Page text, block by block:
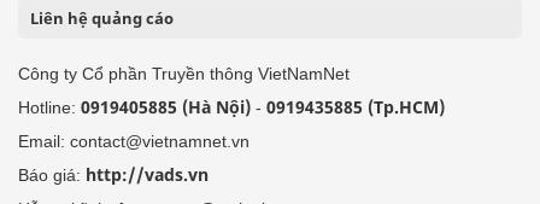
Liên hệ quảng cáo
Công ty Cổ phần Truyền thông VietNamNet
Hotline: 0919405885 (Hà Nội) - 0919435885 (Tp.HCM)
Email: contact@vietnamnet.vn
Báo giá: http://vads.vn